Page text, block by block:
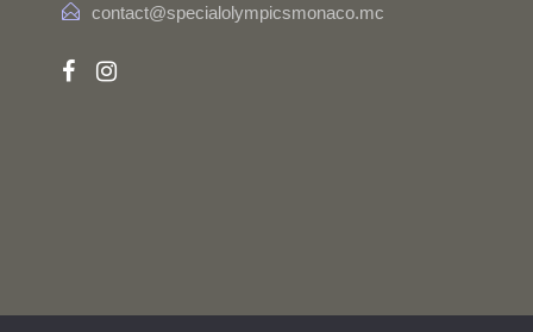
contact@specialolympicsmonaco.mc